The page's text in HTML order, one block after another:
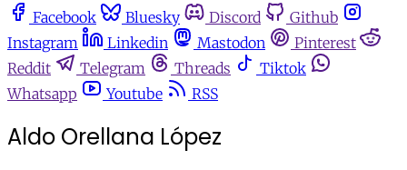
Facebook
Bluesky Discord
Github
Instagram
Linkedin Mastodon
Pinterest
Reddit
Telegram Threads
Tiktok
Whatsapp
Youtube RSS
Aldo Orellana López